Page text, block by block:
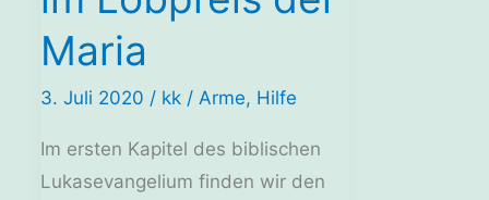
Maria
3. Juli 2020 / kk / Arme, Hilfe
Im ersten Kapitel des biblischen
Lukasevangelium finden wir den